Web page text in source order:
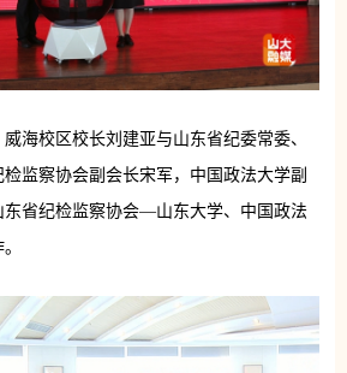
海校区校长刘建亚与山东省纪委常委、
监察协会副会长宋军，中国政法大学副
东省纪检监察协会—山东大学、中国政法